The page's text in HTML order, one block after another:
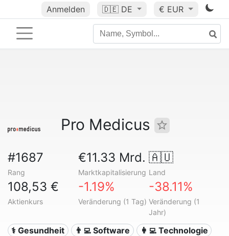
Anmelden 🇩🇪 DE € EUR
Pro Medicus
#1687
Rang
€11.33 Mrd.
Marktkapitalisierung
🇦🇺
Land
108,53 €
Aktienkurs
-1.19%
Veränderung (1 Tag)
-38.11%
Veränderung (1
Jahr)
⚕️ Gesundheit 👨‍💻 Software 👩‍💻 Technologie